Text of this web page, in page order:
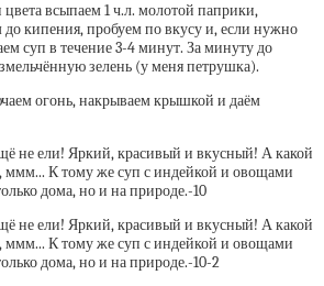
цвета всыпаем 1 ч.л. молотой паприки,
кипения, пробуем по вкусу и, если нужно
суп в течение 3-4 минут. За минуту до
зелень (у меня петрушка).
огонь, накрываем крышкой и даём